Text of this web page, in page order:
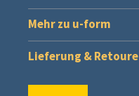
Mehr zu u-form
Lieferung & Retoure